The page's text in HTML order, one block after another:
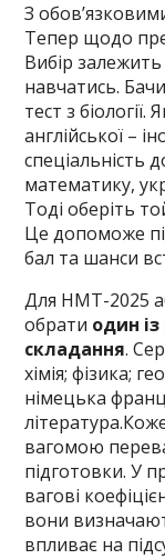
З
Тепер щодо
Вибір залежить
навчатись.
тест з
англійської –
спеціальність
математику,
Тоді оберіть
Це допоможе
бал та шанси
Для НМТ-2025
обрати один
складання.
хімія; фізика;
німецька
вагомою
підготовки. У
вагові
вони
впливає на